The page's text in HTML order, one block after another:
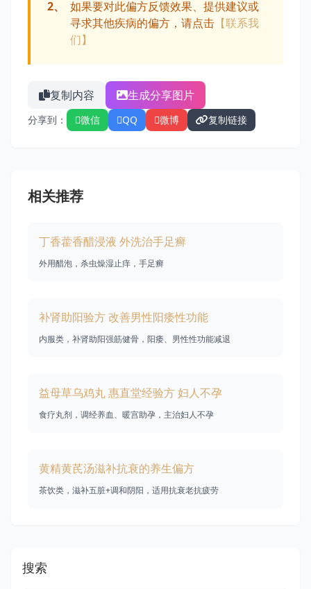
2、
如果要对此偏方反馈效果、提供建议或
寻求其他疾病的偏方，请点击 【联系我
们】
复制内容 生成分享图片
分享到： 微信 QQ 微博 复制链接
相关推荐
丁香藿香醋浸液 外洗治手足癣
外用醋泡，杀虫燥湿止痒，手足癣
补肾助阳验方 改善男性阳痿性功能
内服类，补肾助阳强筋健骨，阳痿、男性性功能减退
益母草乌鸡丸 惠直堂经验方 妇人不孕
食疗丸剂，调经养血、暖宫助孕，主治妇人不孕
黄精黄芪汤滋补抗衰的养生偏方
茶饮类，滋补五脏+调和阴阳，适用抗衰老抗疲劳
搜索